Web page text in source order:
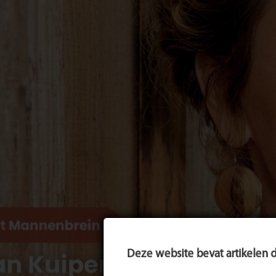
Deze website bevat artikelen